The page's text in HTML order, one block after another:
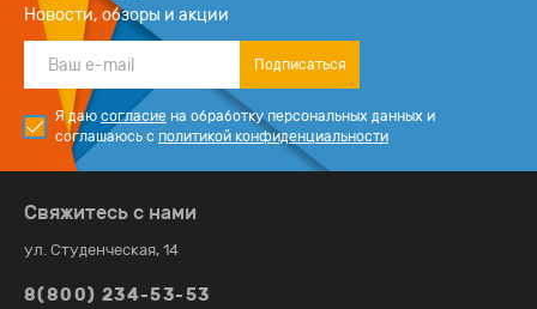
Новости, обзоры и акции
Подписаться
Я даю согласие на обработку персональных данных и
соглашаюсь с политикой конфиденциальности
Свяжитесь с нами
ул. Студенческая, 14
8(800) 234-53-53